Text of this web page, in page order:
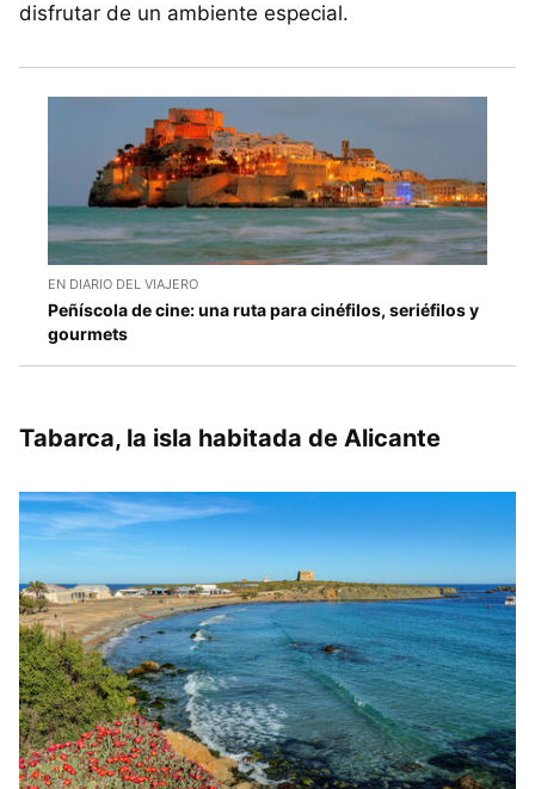
disfrutar de un ambiente especial.
EN DIARIO DEL VIAJERO
Peñíscola de cine: una ruta para cinéfilos, seriéfilos y
gourmets
Tabarca, la isla habitada de Alicante